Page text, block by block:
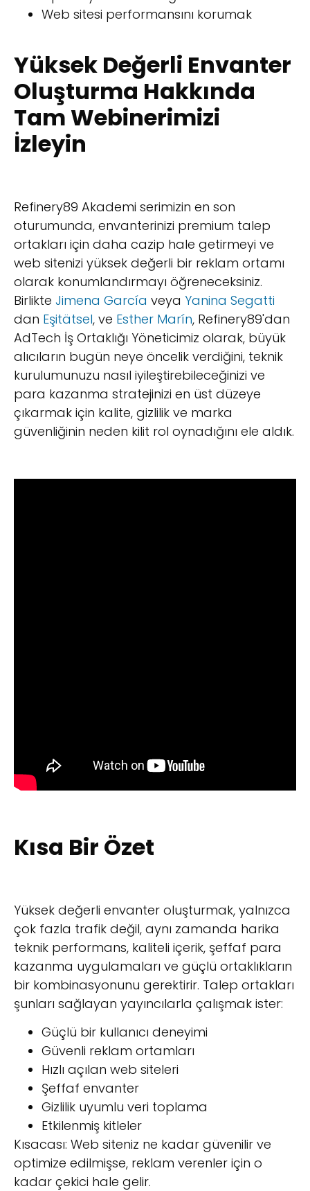
Web sitesi performansını korumak
Yüksek Değerli Envanter
Oluşturma Hakkında
Tam Webinerimizi
İzleyin
Refinery89 Akademi serimizin en son
oturumunda, envanterinizi premium talep
ortakları için daha cazip hale getirmeyi ve
web sitenizi yüksek değerli bir reklam ortamı
olarak konumlandırmayı öğreneceksiniz.
Birlikte Jimena García veya Yanina Segatti
dan Eşitätsel, ve Esther Marín, Refinery89'dan
AdTech İş Ortaklığı Yöneticimiz olarak, büyük
alıcıların bugün neye öncelik verdiğini, teknik
kurulumunuzu nasıl iyileştirebileceğinizi ve
para kazanma stratejinizi en üst düzeye
çıkarmak için kalite, gizlilik ve marka
güvenliğinin neden kilit rol oynadığını ele aldık.
Kısa Bir Özet
Yüksek değerli envanter oluşturmak, yalnızca
çok fazla trafik değil, aynı zamanda harika
teknik performans, kaliteli içerik, şeffaf para
kazanma uygulamaları ve güçlü ortaklıkların
bir kombinasyonunu gerektirir. Talep ortakları
şunları sağlayan yayıncılarla çalışmak ister:
Güçlü bir kullanıcı deneyimi
Güvenli reklam ortamları
Hızlı açılan web siteleri
Şeffaf envanter
Gizlilik uyumlu veri toplama
Etkilenmiş kitleler
Kısacası: Web siteniz ne kadar güvenilir ve
optimize edilmişse, reklam verenler için o
kadar çekici hale gelir.